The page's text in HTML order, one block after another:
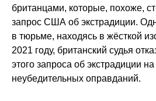
британцами, которые, похоже,
запрос США об экстрадиции.
в тюрьме, находясь в жёсткой
2021 году, британский судья
этого запроса об экстрадиции
неубедительных оправданий.